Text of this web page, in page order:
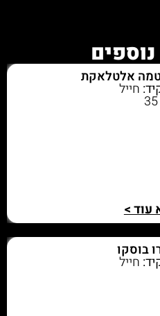
אלטלאקת
חייל
35
עוד >
בוסקו
חייל